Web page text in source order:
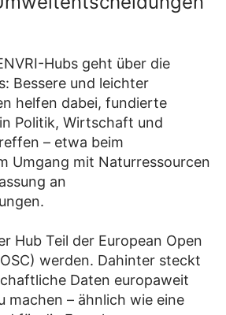
Hubs geht über die
Bessere und leichter
helfen dabei, fundierte
Politik, Wirtschaft und
– etwa beim
Umgang mit Naturressourcen
an
Hub Teil der European Open
werden. Dahinter steckt
Daten europaweit
machen – ähnlich wie eine